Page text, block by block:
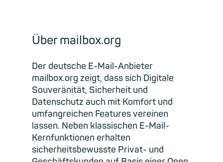
Über mailbox.org
Der deutsche E-Mail-Anbieter
mailbox.org zeigt, dass sich Digitale
Souveränität, Sicherheit und
Datenschutz auch mit Komfort und
umfangreichen Features vereinen
lassen. Neben klassischen E-Mail-
Kernfunktionen erhalten
sicherheitsbewusste Privat- und